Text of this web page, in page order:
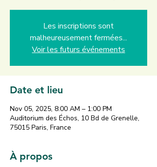
Les inscriptions sont
malheureusement fermées...
Voir les futurs événements
Date et lieu
Nov 05, 2025, 8:00 AM – 1:00 PM
Auditorium des Échos, 10 Bd de Grenelle,
75015 Paris, France
À propos